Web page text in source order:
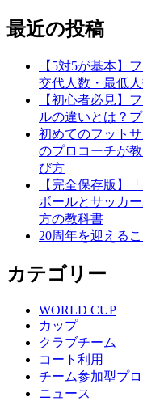
最近の投稿
【5対5が基本】
交代人数・最低
【初心者必見】
ルの違いとは？
初めてのフット
のプロコーチが
び方
【完全保存版】
ボールとサッカ
方の教科書
20周年を迎える
カテゴリー
WORLD CUP
カップ
クラブチーム
コート利用
チーム参加型プ
ニュース